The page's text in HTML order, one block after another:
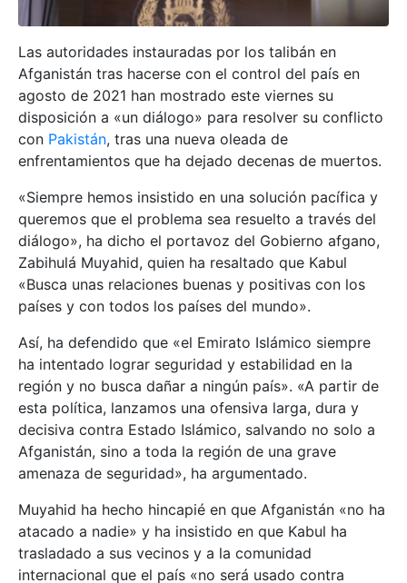
Las autoridades instauradas por los talibán en
Afganistán tras hacerse con el control del país en
agosto de 2021 han mostrado este viernes su
disposición a «un diálogo» para resolver su conflicto
con Pakistán, tras una nueva oleada de
enfrentamientos que ha dejado decenas de muertos.
«Siempre hemos insistido en una solución pacífica y
queremos que el problema sea resuelto a través del
diálogo», ha dicho el portavoz del Gobierno afgano,
Zabihulá Muyahid, quien ha resaltado que Kabul
«Busca unas relaciones buenas y positivas con los
países y con todos los países del mundo».
Así, ha defendido que «el Emirato Islámico siempre
ha intentado lograr seguridad y estabilidad en la
región y no busca dañar a ningún país». «A partir de
esta política, lanzamos una ofensiva larga, dura y
decisiva contra Estado Islámico, salvando no solo a
Afganistán, sino a toda la región de una grave
amenaza de seguridad», ha argumentado.
Muyahid ha hecho hincapié en que Afganistán «no ha
atacado a nadie» y ha insistido en que Kabul ha
trasladado a sus vecinos y a la comunidad
internacional que el país «no será usado contra